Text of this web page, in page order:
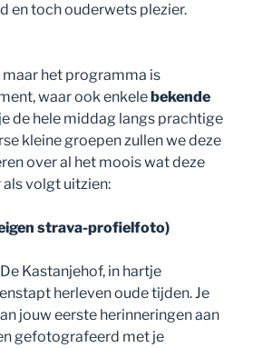
en toch ouderwets plezier.
maar het programma is
waar ook enkele bekende
de hele middag langs prachtige
kleine groepen zullen we deze
over al het moois wat deze
volgt uitzien:
strava-profielfoto)
Kastanjehof, in hartje
herleven oude tijden. Je
jouw eerste herinneringen aan
gefotografeerd met je